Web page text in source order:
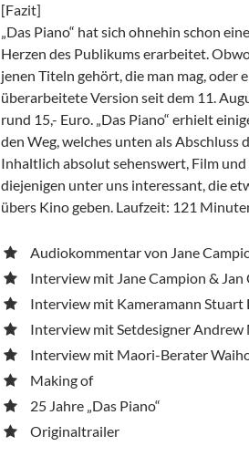
[Fazit]
„Das Piano“ hat sich ohnehin schon
Herzen des Publikums erarbeitet.
jenen Titeln gehört, die man mag, oder
überarbeitete Version seit dem 11.
rund 15,- Euro. „Das Piano“ erhielt
den Weg, welches unten als Abschluss
Inhaltlich absolut sehenswert, Film
diejenigen unter uns interessant, die
übers Kino geben. Laufzeit: 121
Audiokommentar von Jane
Interview mit Jane Campion & Jan
Interview mit Kameramann Stuart
Interview mit Setdesigner Andrew
Interview mit Maori-Berater
Making of
25 Jahre „Das Piano“
Originaltrailer